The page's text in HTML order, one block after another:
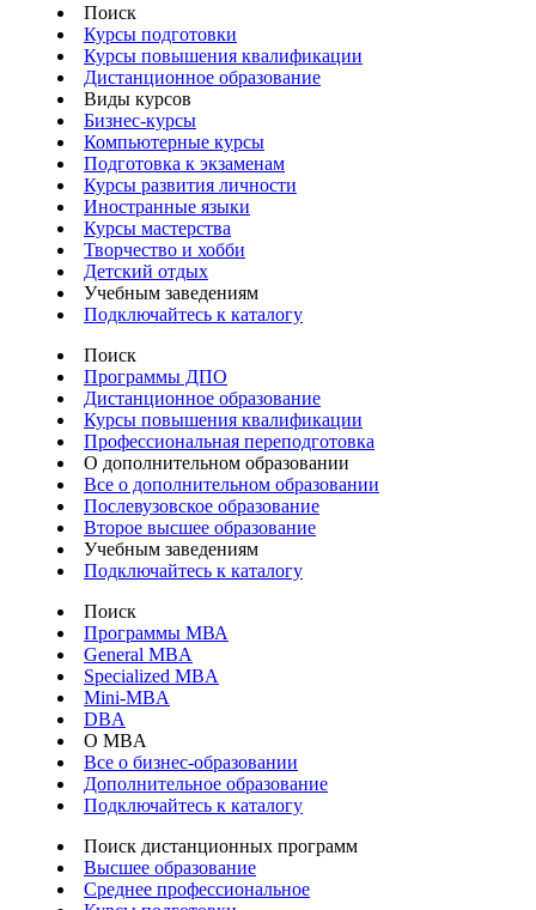
Поиск
Курсы подготовки
Курсы повышения квалификации
Дистанционное образование
Виды курсов
Бизнес-курсы
Компьютерные курсы
Подготовка к экзаменам
Курсы развития личности
Иностранные языки
Курсы мастерства
Творчество и хобби
Детский отдых
Учебным заведениям
Подключайтесь к каталогу
Поиск
Программы ДПО
Дистанционное образование
Курсы повышения квалификации
Профессиональная переподготовка
О дополнительном образовании
Все о дополнительном образовании
Послевузовское образование
Второе высшее образование
Учебным заведениям
Подключайтесь к каталогу
Поиск
Программы МВА
General MBA
Specialized MBA
Mini-MBA
DBA
О MBA
Все о бизнес-образовании
Дополнительное образование
Подключайтесь к каталогу
Поиск дистанционных программ
Высшее образование
Среднее профессиональное